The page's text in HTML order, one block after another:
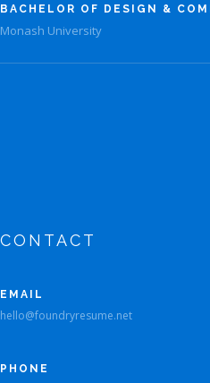
BACHELOR OF DESIGN &
Monash University
CONTACT
EMAIL
hello@foundryresume.net
PHONE